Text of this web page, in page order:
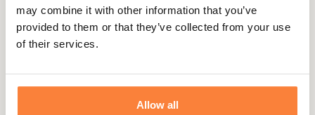
may combine it with other information that you’ve
provided to them or that they’ve collected from your use
of their services.
Allow all
orange Blaze qui vous permettra d'être repérable par vos
paires lors de chasse en battue ou lorsque vous aurez
besoin d'une haute visibilité.
poitrine avec une sangle pour l'antenne, deux poches